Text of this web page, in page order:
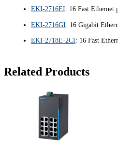
EKI-2716EI: 16 Fast Ethernet
EKI-2716GI: 16 Gigabit
EKI-2718E-2CI: 16 Fast
Related Products